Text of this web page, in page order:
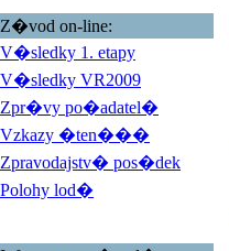
Z�vod on-line:
V�sledky 1. etapy
V�sledky VR2009
Zpr�vy po�adatel�
Vzkazy �ten���
Zpravodajstv� pos�dek
Polohy lod�